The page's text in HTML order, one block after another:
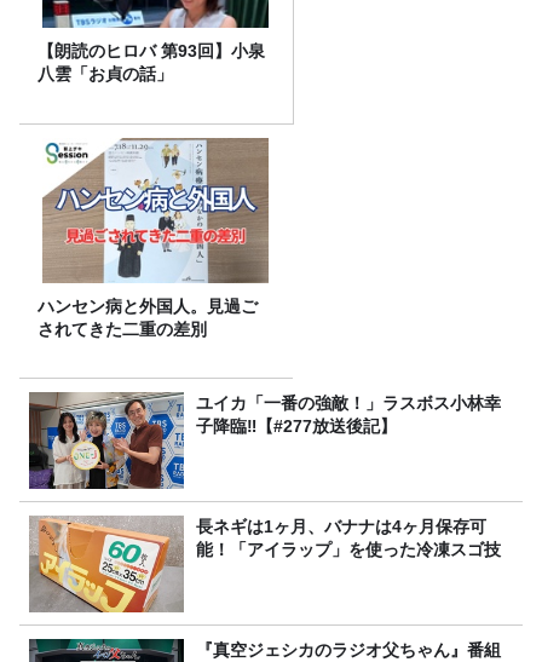
【朗読のヒロバ 第93回】小泉
八雲「お貞の話」
ハンセン病と外国人。見過ご
されてきた二重の差別
ユイカ「一番の強敵！」ラスボス小林幸
子降臨‼【#277放送後記】
長ネギは1ヶ月、バナナは4ヶ月保存可
能！「アイラップ」を使った冷凍スゴ技
『真空ジェシカのラジオ父ちゃん』番組